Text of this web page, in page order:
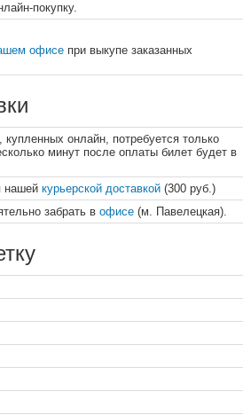
покупку.
офисе при выкупе заказанных
онлайн, потребуется только
минут после оплаты билет будет в
нашей курьерской доставкой (300 руб.)
забрать в офисе (м. Павелецкая).